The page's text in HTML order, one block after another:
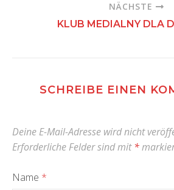
NÄCHSTE
KLUB MEDIALNY DLA
SCHREIBE EINEN
Deine E-Mail-Adresse wird nicht
Erforderliche Felder sind mit*
Name *